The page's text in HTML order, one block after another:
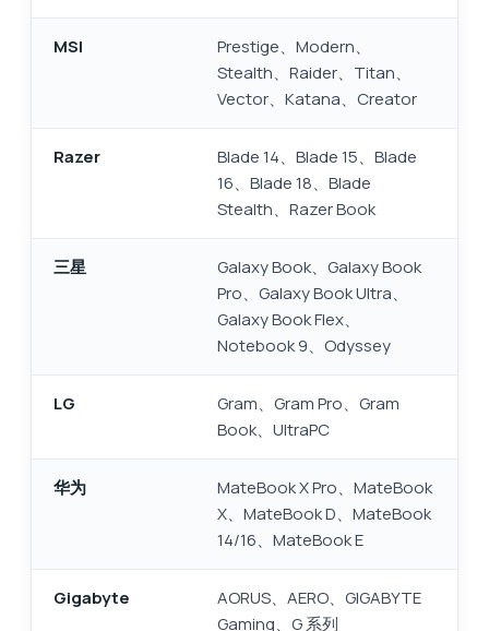
MSI
Prestige、Modern、
Stealth、Raider、Titan、
Vector、Katana、Creator
Razer
Blade 14、Blade 15、Blade
16、Blade 18、Blade
Stealth、Razer Book
三星
Galaxy Book、Galaxy Book
Pro、Galaxy Book Ultra、
Galaxy Book Flex、
Notebook 9、Odyssey
LG
Gram、Gram Pro、Gram
Book、UltraPC
华为
MateBook X Pro、MateBook
X、MateBook D、MateBook
14/16、MateBook E
Gigabyte
AORUS、AERO、GIGABYTE
Gaming、G 系列